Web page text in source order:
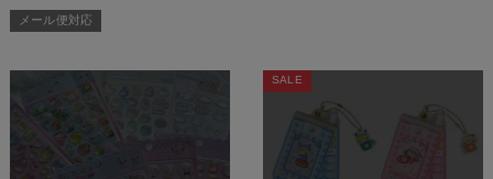
メール便対応
SALE